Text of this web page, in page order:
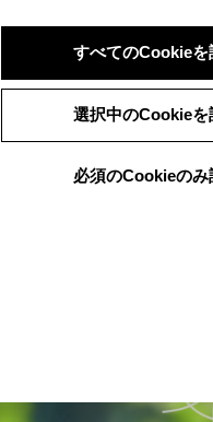
すべてのCookieを
選択中のCookieを
必須のCookieのみ
ログイン 検